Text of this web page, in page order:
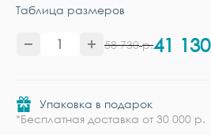
Таблица размеров
58 730 р.41 130
Упаковка в подарок
*Бесплатная доставка от 30 000 р.